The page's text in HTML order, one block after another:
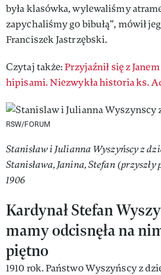
była klasówka, wylewaliśmy
zapychaliśmy go bibułą”, mówił
Franciszek Jastrzębski.
Czytaj także:Przyjaźnił się z
hipisami. Niezwykła historia ks.
RSW/FORUM
Stanisław i Julianna Wyszyńscy z
Stanisława, Janina, Stefan
1906
Kardynał Stefan
mamy odcisnęła na
piętno
1910 rok. Państwo Wyszyńscy z